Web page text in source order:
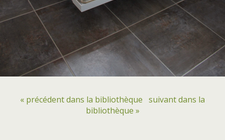
« précédent dans la bibliothèque suivant dans la
bibliothèque »